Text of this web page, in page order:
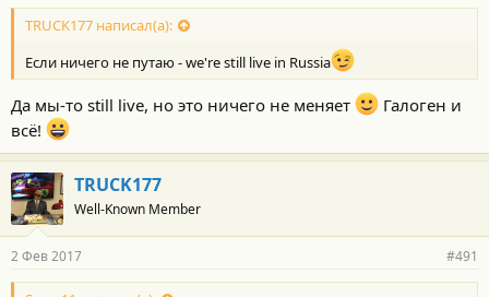
TRUCK177 написал(а):
Если ничего не путаю - we're still live in Russia
Да мы-то still live, но это ничего не меняет
Галоген и
всё!
TRUCK177
Well-Known Member
2 Фев 2017 #491